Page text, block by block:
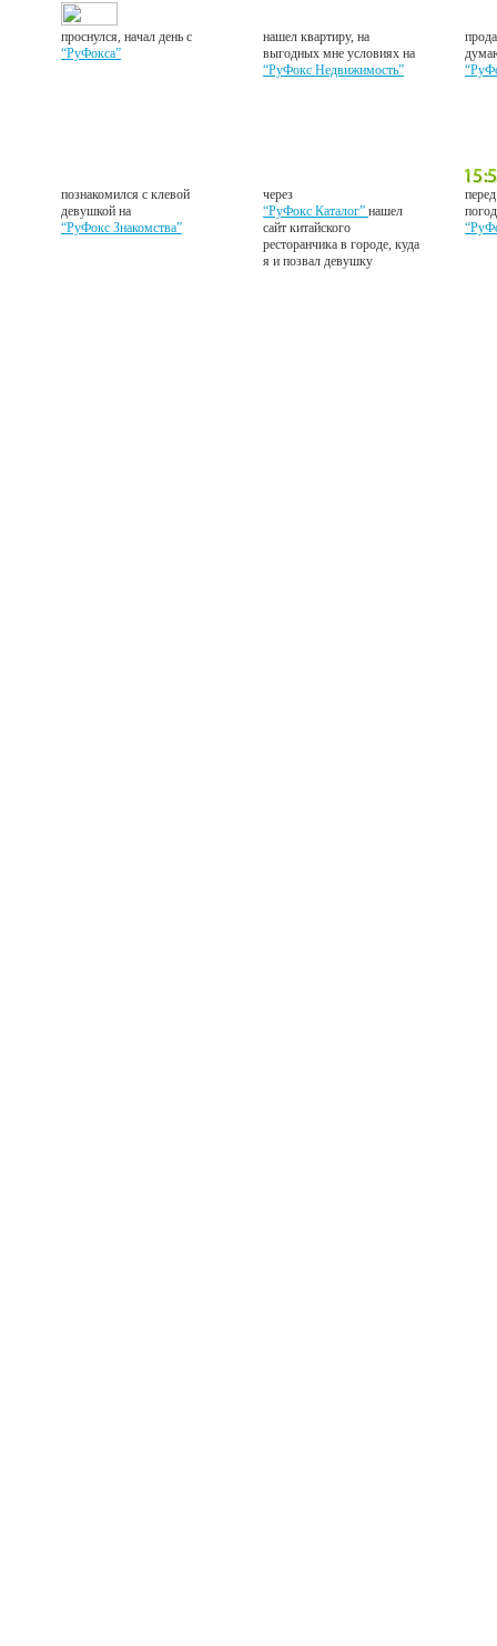
проснулся, начал день с
“РуФокса”
нашел квартиру, на
выгодных мне условиях на
“РуФокс Недвижимость”
познакомился с клевой
девушкой на
“РуФокс Знакомства”
через
“РуФокс Каталог”нашел
сайт китайского
ресторанчика в городе, куда
я и позвал девушку